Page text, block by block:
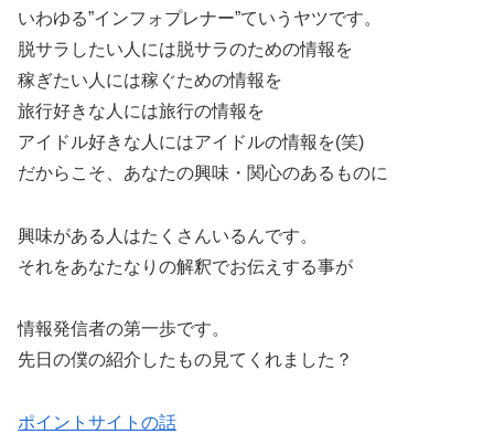
いわゆる”インフォプレナー”ていうヤツです。
脱サラしたい人には脱サラのための情報を
稼ぎたい人には稼ぐための情報を
旅行好きな人には旅行の情報を
アイドル好きな人にはアイドルの情報を(笑)
だからこそ、あなたの興味・関心のあるものに
興味がある人はたくさんいるんです。
それをあなたなりの解釈でお伝えする事が
情報発信者の第一歩です。
先日の僕の紹介したもの見てくれました？
ポイントサイトの話